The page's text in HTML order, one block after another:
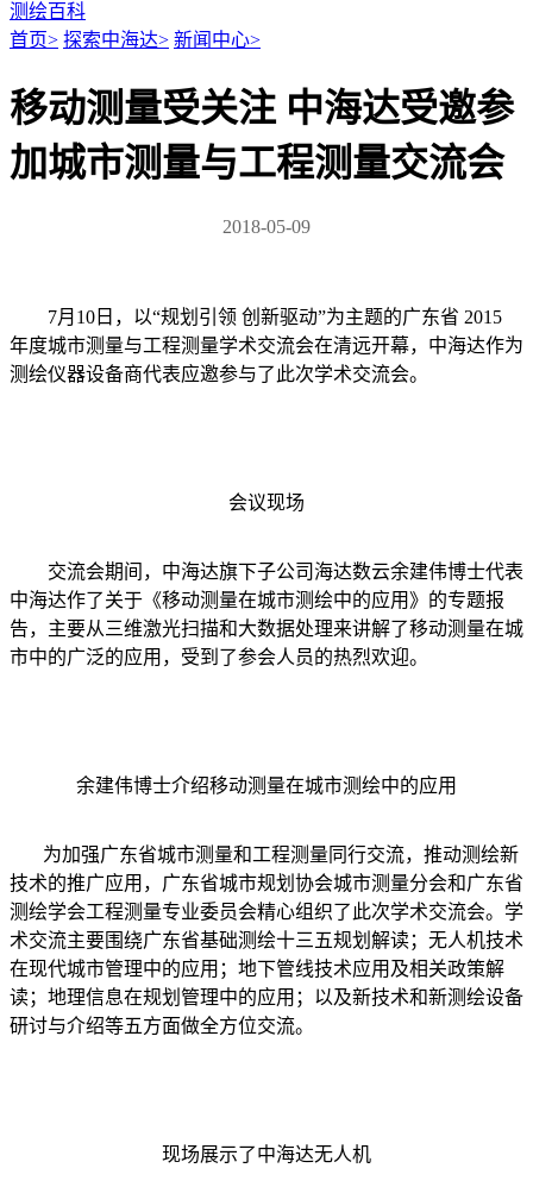
测绘百科
首页> 探索中海达> 新闻中心>
移动测量受关注 中海达受邀参
加城市测量与工程测量交流会
2018-05-09
7月10日，以“规划引领 创新驱动”为主题的广东省 2015
年度城市测量与工程测量学术交流会在清远开幕，中海达作为
测绘仪器设备商代表应邀参与了此次学术交流会。
会议现场
交流会期间，中海达旗下子公司海达数云余建伟博士代表
中海达作了关于《移动测量在城市测绘中的应用》的专题报
告，主要从三维激光扫描和大数据处理来讲解了移动测量在城
市中的广泛的应用，受到了参会人员的热烈欢迎。
余建伟博士介绍移动测量在城市测绘中的应用
为加强广东省城市测量和工程测量同行交流，推动测绘新
技术的推广应用，广东省城市规划协会城市测量分会和广东省
测绘学会工程测量专业委员会精心组织了此次学术交流会。学
术交流主要围绕广东省基础测绘十三五规划解读；无人机技术
在现代城市管理中的应用；地下管线技术应用及相关政策解
读；地理信息在规划管理中的应用；以及新技术和新测绘设备
研讨与介绍等五方面做全方位交流。
现场展示了中海达无人机